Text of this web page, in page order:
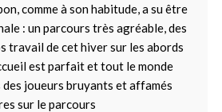
comme à son habitude, a su être
: un parcours très agréable, des
travail de cet hiver sur les abords
est parfait et tout le monde
joueurs bruyants et affamés
sur le parcours